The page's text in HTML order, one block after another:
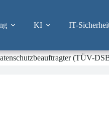
KI IT-
(TÜV-